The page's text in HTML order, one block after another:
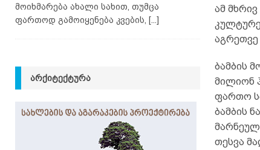
ამ
ბამბის
მილიონ
ფართო
ბამბის
თესვა
მოიხმარება ახალი სახით, თუმცა
ფართოდ გამოიყენება კვების,
[...]
ᲐᲠᲥᲘᲢᲔᲥᲢᲣᲠᲐ